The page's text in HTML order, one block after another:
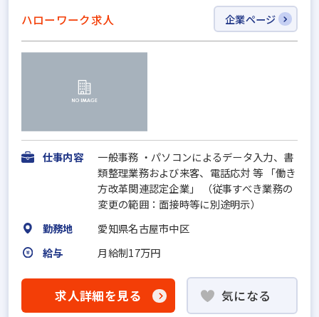
ハローワーク求人 企業ページ
仕事内容
一般事務 ・パソコンによるデータ入力、書
類整理業務および来客、電話応対 等 「働き
方改革関連認定企業」 （従事すべき業務の
変更の範囲：面接時等に別途明示）
勤務地
愛知県名古屋市中区
給与
月給制17万円
求人詳細を見る 気になる